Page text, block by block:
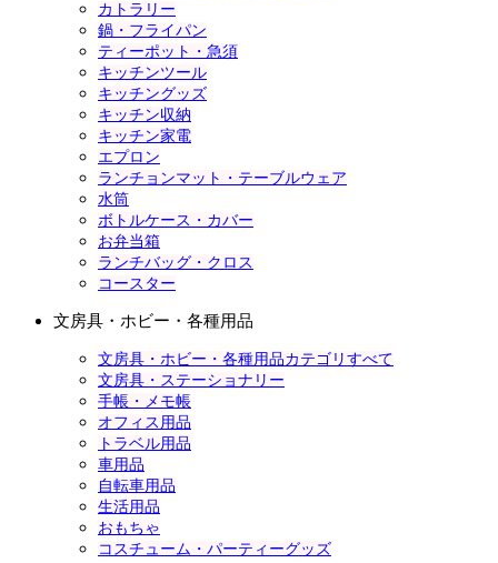
カトラリー
鍋・フライパン
ティーポット・急須
キッチンツール
キッチングッズ
キッチン収納
キッチン家電
エプロン
ランチョンマット・テーブルウェア
水筒
ボトルケース・カバー
お弁当箱
ランチバッグ・クロス
コースター
文房具・ホビー・各種用品
文房具・ホビー・各種用品カテゴリすべて
文房具・ステーショナリー
手帳・メモ帳
オフィス用品
トラベル用品
車用品
自転車用品
生活用品
おもちゃ
コスチューム・パーティーグッズ